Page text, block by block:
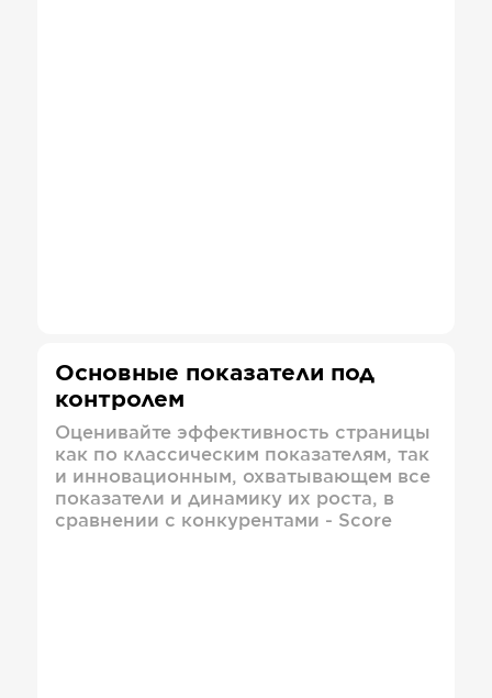
Основные показатели под
контролем
Оценивайте эффективность страницы
как по классическим показателям, так
и инновационным, охватывающем все
показатели и динамику их роста, в
сравнении с конкурентами - Score